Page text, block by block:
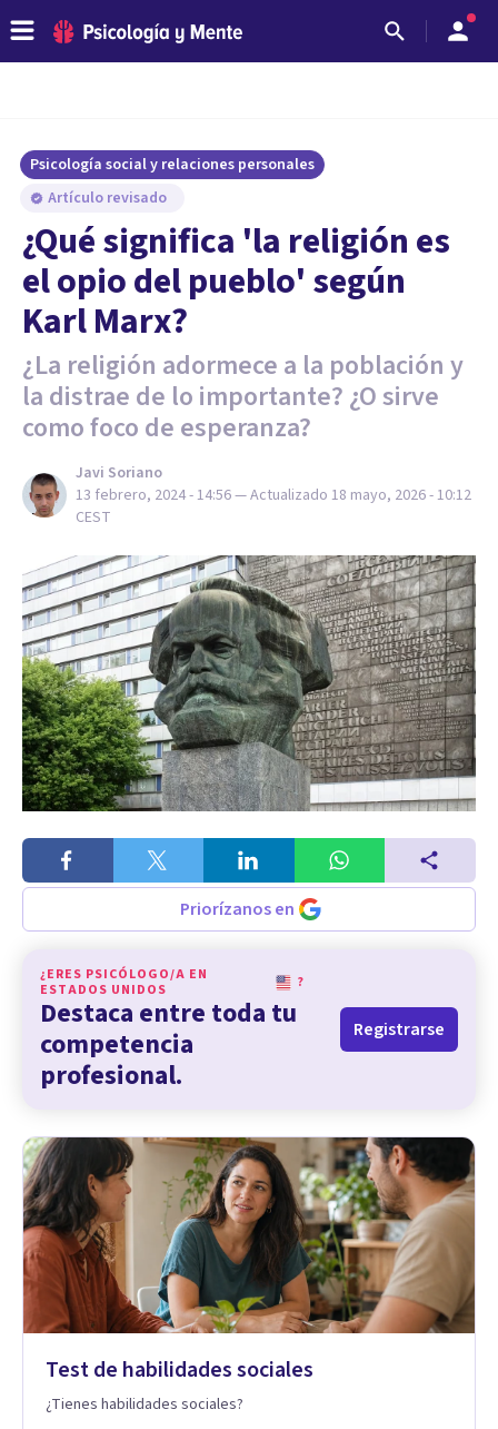
Psicología social y relaciones personales
Artículo revisado
¿Qué significa 'la religión es
el opio del pueblo' según
Karl Marx?
¿La religión adormece a la población y
la distrae de lo importante? ¿O sirve
como foco de esperanza?
Javi Soriano
13 febrero, 2024 - 14:56— Actualizado 18 mayo, 2026 - 10:12
CEST
Priorízanos en
¿ERES PSICÓLOGO/A EN
ESTADOS UNIDOS
?
Destaca entre toda tu
competencia
profesional.
Registrarse
Test de habilidades sociales
¿Tienes habilidades sociales?